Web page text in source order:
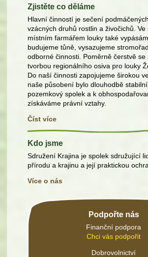
Zjistěte co děláme
Hlavní činností je sečení
vzácných druhů rostlin a živočichů. Ve
místním farmářem louky také
budujeme tůně, vysazujeme
odborné činnosti. Poměrně čerstvě se
tvorbou regionálního osiva pro louky
Do naší činnosti zapojujeme širokou
naše působení bylo dlouhodbě
pozemkový spolek a k
získáváme právní vztahy.
Číst více
Kdo jsme
Sdružení Krajina je spolek sdružující
přírodu a krajinu a její praktickou
Více o nás
Podpořte nás
Finanční podpora
Chci vás podpořit
Dobrovolnictví